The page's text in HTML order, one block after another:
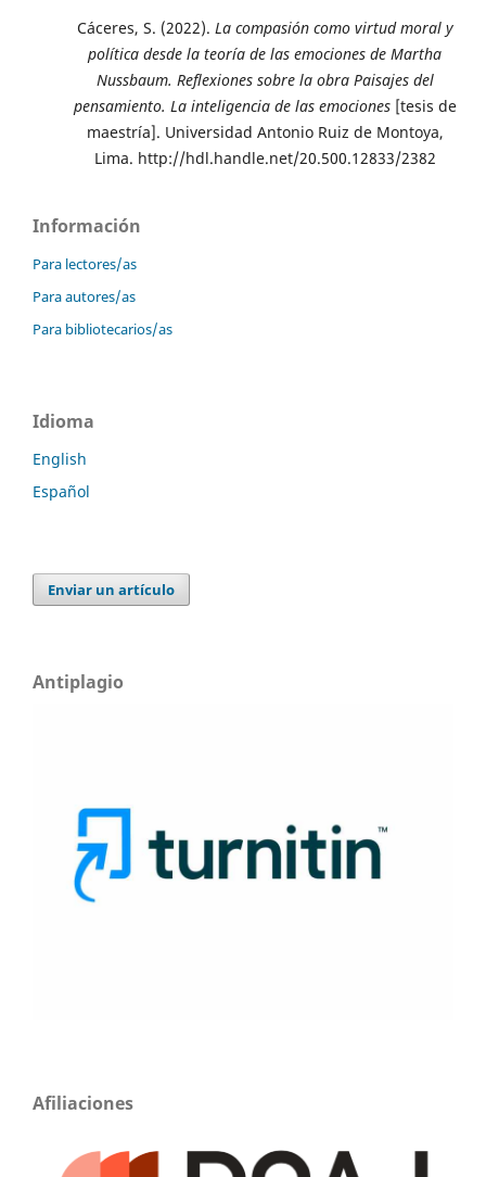
Cáceres, S. (2022). La compasión como virtud moral y
política desde la teoría de las emociones de Martha
Nussbaum. Reflexiones sobre la obra Paisajes del
pensamiento. La inteligencia de las emociones[tesis de
maestría]. Universidad Antonio Ruiz de Montoya,
Lima. http://hdl.handle.net/20.500.12833/2382
Información
Para lectores/as
Para autores/as
Para bibliotecarios/as
Idioma
English
Español
Enviar un artículo
Antiplagio
Afiliaciones